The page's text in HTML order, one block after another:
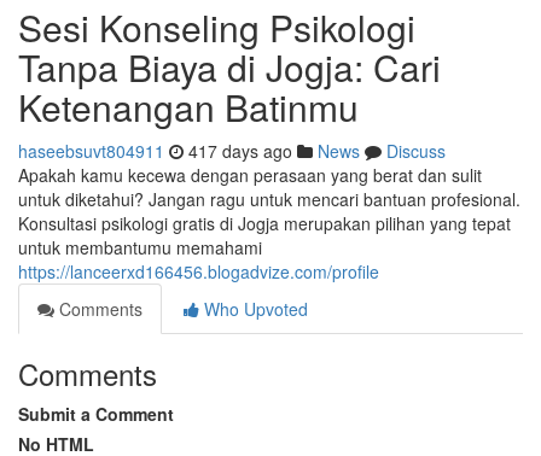
Sesi Konseling Psikologi
Tanpa Biaya di Jogja: Cari
Ketenangan Batinmu
haseebsuvt804911 417 days ago News
Discuss
Apakah kamu kecewa dengan perasaan yang berat dan sulit
untuk diketahui? Jangan ragu untuk mencari bantuan profesional.
Konsultasi psikologi gratis di Jogja merupakan pilihan yang tepat
untuk membantumu memahami
https://lanceerxd166456.blogadvize.com/profile
Comments
Who Upvoted
Comments
Submit a Comment
No HTML